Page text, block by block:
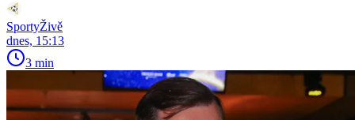
SportyŽivě
dnes, 15:13
3 min